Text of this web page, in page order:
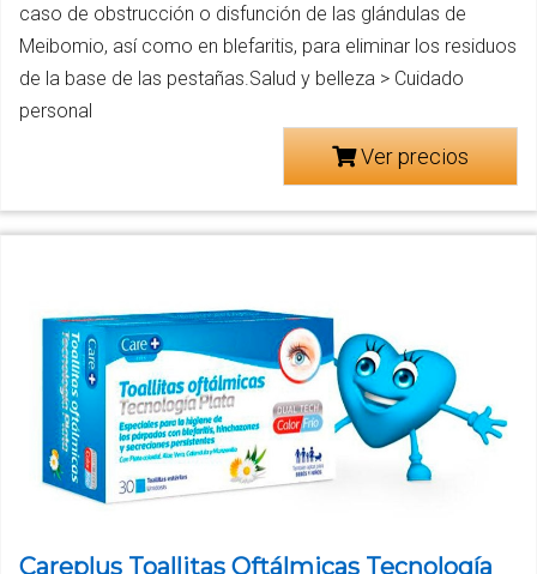
caso de obstrucción o disfunción de las glándulas de
Meibomio, así como en blefaritis, para eliminar los residuos
de la base de las pestañas.Salud y belleza > Cuidado
personal
Ver precios
Careplus Toallitas Oftálmicas Tecnología